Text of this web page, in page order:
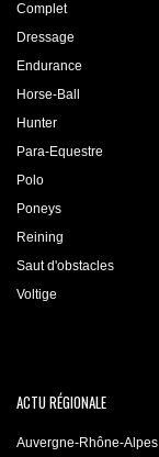
Complet
Dressage
Endurance
Horse-Ball
Hunter
Para-Equestre
Polo
Poneys
Reining
Saut d'obstacles
Voltige
ACTU RÉGIONALE
Auvergne-Rhône-Alpes